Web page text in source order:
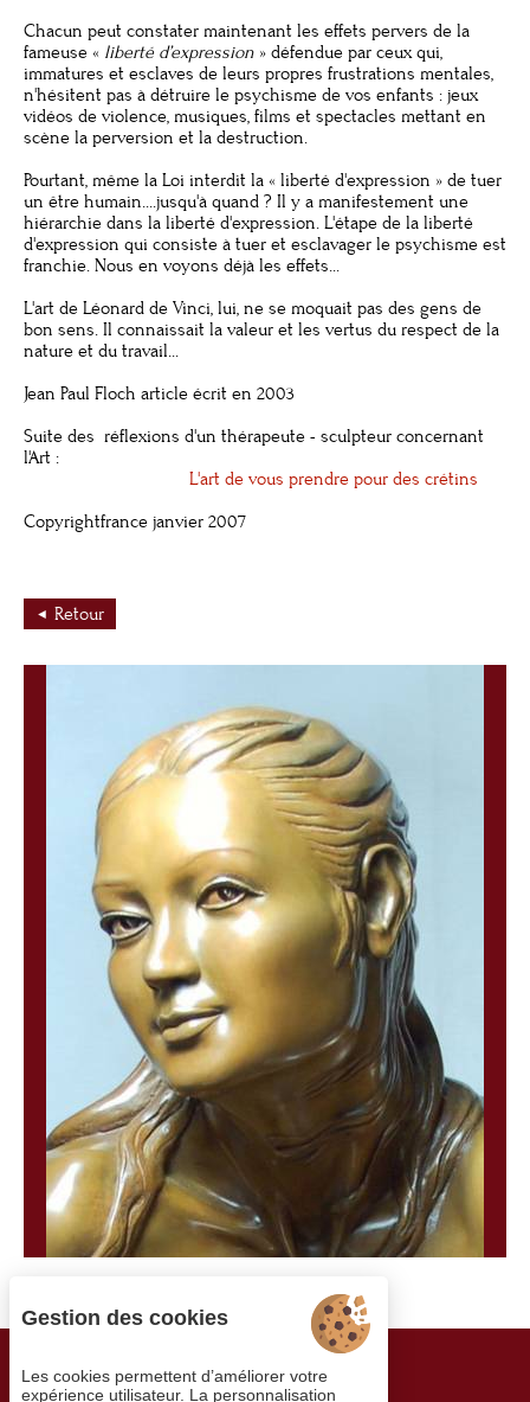
Chacun peut constater maintenant les effets pervers de la
fameuse « liberté d’expression » défendue par ceux qui,
immatures et esclaves de leurs propres frustrations mentales,
n'hésitent pas à détruire le psychisme de vos enfants : jeux
vidéos de violence, musiques, films et spectacles mettant en
scène la perversion et la destruction.
Pourtant, même la Loi interdit la « liberté d'expression » de tuer
un être humain....jusqu'à quand ? Il y a manifestement une
hiérarchie dans la liberté d'expression. L'étape de la liberté
d'expression qui consiste à tuer et esclavager le psychisme est
franchie. Nous en voyons déjà les effets...
L'art de Léonard de Vinci, lui, ne se moquait pas des gens de
bon sens. Il connaissait la valeur et les vertus du respect de la
nature et du travail...
Jean Paul Floch article écrit en 2003
Suite des réflexions d'un thérapeute - sculpteur concernant
l'Art :
L'art de vous prendre pour des crétins
Copyrightfrance janvier 2007
Retour
PARTAGEZ SUR
Gestion des cookies
Les cookies permettent d’améliorer votre
expérience utilisateur. La personnalisation